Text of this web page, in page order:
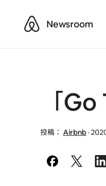
AirbnbNewsroom
「
投稿： Airbnb ·